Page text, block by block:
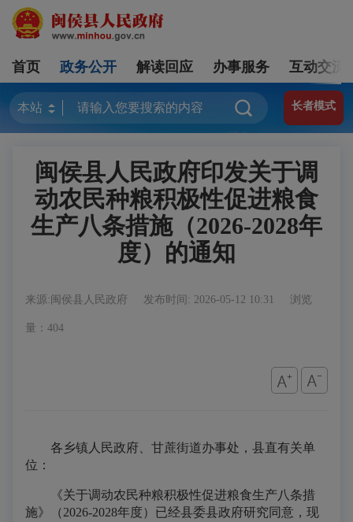
首页 政务公开 解读回应 办事服务 互动交流
长者模式
闽侯县人民政府印发关于调
动农民种粮积极性促进粮食
生产八条措施（2026-2028年
度）的通知
来源:闽侯县人民政府 发布时间: 2026-05-12 10:31 浏览
量：404
各乡镇人民政府、甘蔗街道办事处，县直有关单
位：
《关于调动农民种粮积极性促进粮食生产八条措
施》（2026-2028年度）已经县委县政府研究同意，现